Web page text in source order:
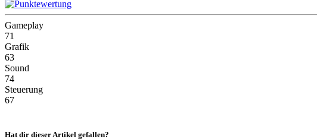
Gameplay
71
Grafik
63
Sound
74
Steuerung
67
Hat dir dieser Artikel gefallen?